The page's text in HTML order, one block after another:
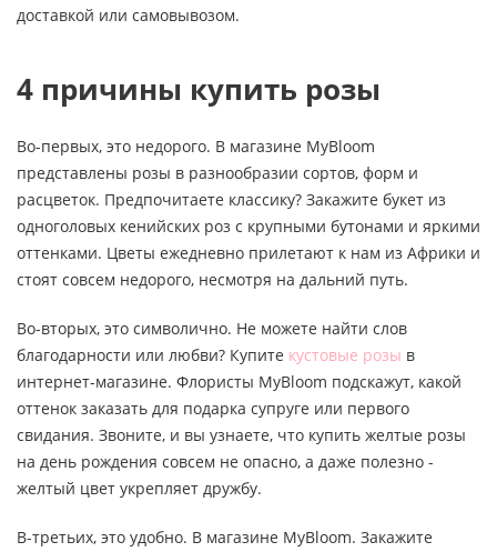
доставкой или самовывозом.
4 причины купить розы
Во-первых, это недорого. В магазине MyBloom
представлены розы в разнообразии сортов, форм и
расцветок. Предпочитаете классику? Закажите букет из
одноголовых кенийских роз с крупными бутонами и яркими
оттенками. Цветы ежедневно прилетают к нам из Африки и
стоят совсем недорого, несмотря на дальний путь.
Во-вторых, это символично. Не можете найти слов
благодарности или любви? Купите кустовые розы в
интернет-магазине. Флористы MyBloom подскажут, какой
оттенок заказать для подарка супруге или первого
свидания. Звоните, и вы узнаете, что купить желтые розы
на день рождения совсем не опасно, а даже полезно -
желтый цвет укрепляет дружбу.
В-третьих, это удобно. В магазине MyBloom. Закажите